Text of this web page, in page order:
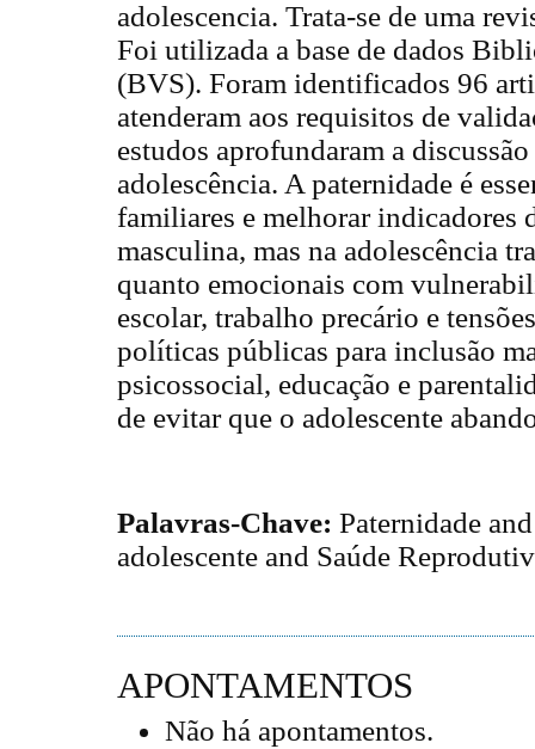
adolescencia. Trata-se de uma
Foi utilizada a base de dados
(BVS). Foram identificados 96
atenderam aos requisitos de
estudos aprofundaram a
adolescência. A paternidade é
familiares e melhorar indicadores
masculina, mas na adolescência
quanto emocionais com
escolar, trabalho precário e
políticas públicas para inclusão
psicossocial, educação e
de evitar que o adolescente
Palavras-Chave: Paternidade
adolescente and Saúde
APONTAMENTOS
Não há apontamentos.